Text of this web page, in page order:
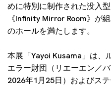
めに特別に制作された没入
《Infinity Mirror Room》が
のホールを満たします。
本展「Yayoi Kusama」は、
エラー財団（リエーエン／
2026年1月25日）およびス